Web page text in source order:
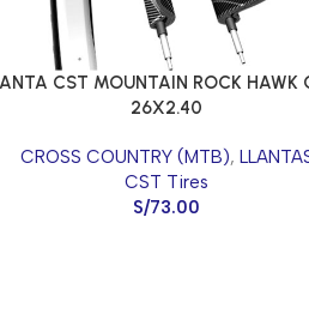
CST MOUNTAIN ROCK HAWK
26X2.40
CROSS COUNTRY (MTB),
CST Tires
S/73.00